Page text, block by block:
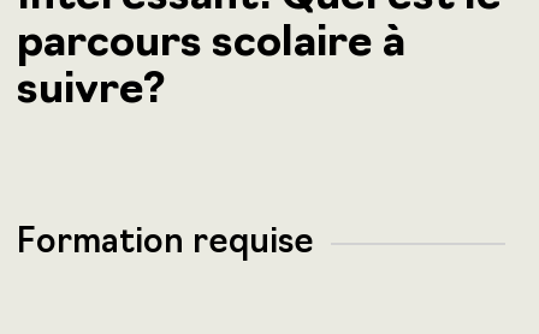
parcours scolaire à
suivre?
Formation requise